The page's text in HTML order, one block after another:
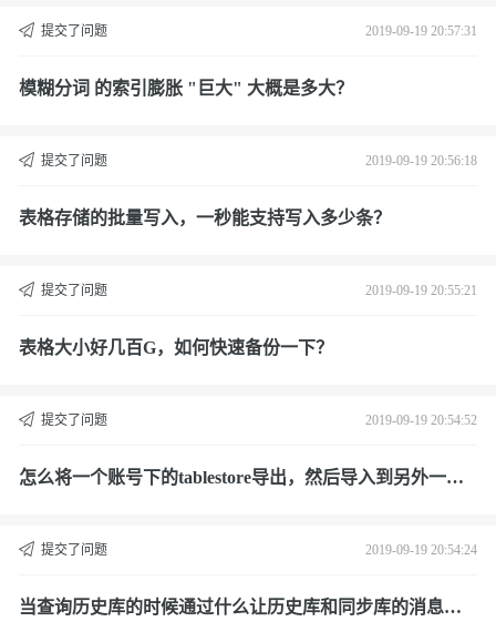
提交了问题 2019-09-19 20:57:31
模糊分词 的索引膨胀 "巨大" 大概是多大？
提交了问题 2019-09-19 20:56:18
表格存储的批量写入，一秒能支持写入多少条？
提交了问题 2019-09-19 20:55:21
表格大小好几百G，如何快速备份一下？
提交了问题 2019-09-19 20:54:52
怎么将一个账号下的tablestore导出，然后导入到另外一个
提交了问题 2019-09-19 20:54:24
当查询历史库的时候通过什么让历史库和同步库的消息匹